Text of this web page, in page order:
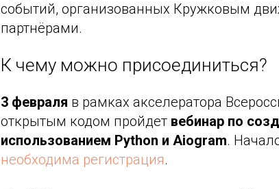
событий, организованных Кружковым
партнёрами.
К чему можно присоединиться?
3 февраля в рамках акселератора
открытым кодом пройдет вебинар по
использованием Python и Aiogram.
необходима регистрация.